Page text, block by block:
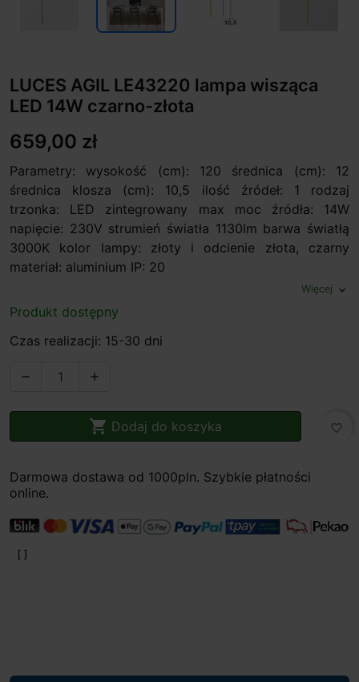
LUCES AGIL LE43220 lampa wisząca
LED 14W czarno-złota
659,00 zł
Parametry: wysokość (cm): 120 średnica (cm): 12
średnica klosza (cm): 10,5 ilość źródeł: 1 rodzaj
trzonka: LED zintegrowany max moc źródła: 14W
napięcie: 230V strumień światła 1130lm barwa światłą
3000K kolor lampy: złoty i odcienie złota, czarny
materiał: aluminium IP: 20
Więcej expand_more
Produkt dostępny
Czas realizacji: 15-30 dni
 
 Dodaj do koszyka favorite_border
Darmowa dostawa od 1000pln. Szybkie płatności
online.